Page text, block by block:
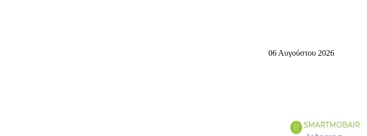
06 Αυγούστου 2026